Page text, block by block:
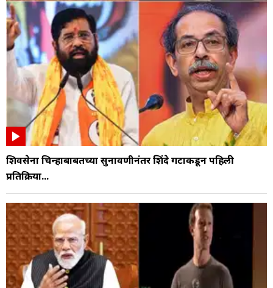
शिवसेना चिन्हाबाबतच्या सुनावणीनंतर शिंदे गटाकडून पहिली
प्रतिक्रिया...